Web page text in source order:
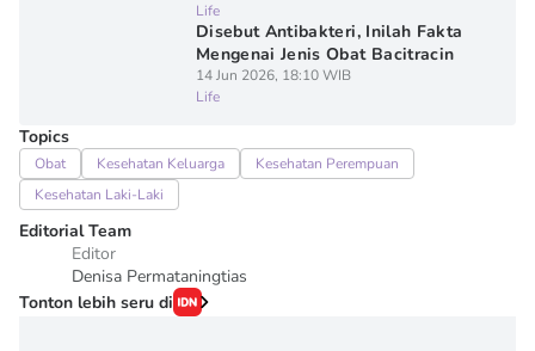
Life
Disebut Antibakteri, Inilah Fakta
Mengenai Jenis Obat Bacitracin
14 Jun 2026, 18:10 WIB
Life
Topics
Obat Kesehatan Keluarga
Kesehatan Perempuan
Kesehatan Laki-Laki
Editorial Team
Editor
Denisa Permataningtias
Tonton lebih seru di